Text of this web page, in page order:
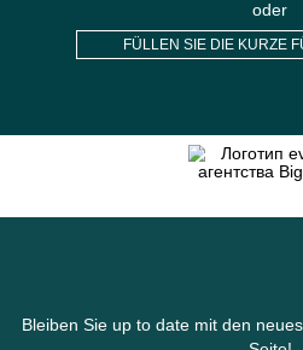
Mit dem Absenden Ihrer
persönliche Daten
FÜLLEN SIE DIE